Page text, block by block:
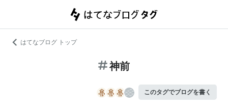
はてなブログ トップ
神前
このタグでブログを書く